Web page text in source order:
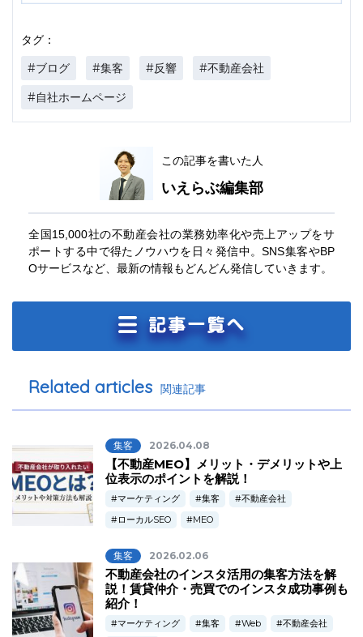
タグ：
#ブログ #集客 #反響
#不動産会社
#自社ホームページ
この記事を書いた人
いえらぶ編集部
全国15,000社の不動産会社の業務効率化や売上アップをサ
ポートする中で得たノウハウを日々発信中。SNS集客やBP
Oサービスなど、最新の情報もどんどん発信していきます。
Related articles 関連記事
集客 2026.04.08
【不動産MEO】メリット・デメリットや上
位表示のポイントを解説！
マーケティング 集客
不動産会社
ローカルSEO
MEO
集客 2026.02.06
不動産会社のインスタ活用の集客方法を解
説！賃貸仲介・売買でのインスタ成功事例も
紹介！
マーケティング 集客 Web
不動産会社